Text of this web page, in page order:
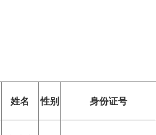
姓名 性别 身份证号